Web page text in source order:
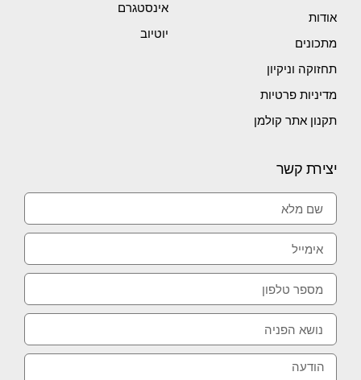
אודות
מתכונים
תחזוקה וניקיון
מדיניות פרטיות
תקנון אתר קולמן
אינסטגרם
יוטיוב
יצירת קשר